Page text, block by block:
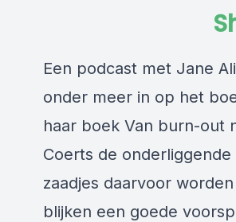
Een podcast met Jane
onder meer in op het
haar boek Van burn-out
Coerts de
zaadjes daarvoor
blijken een goede